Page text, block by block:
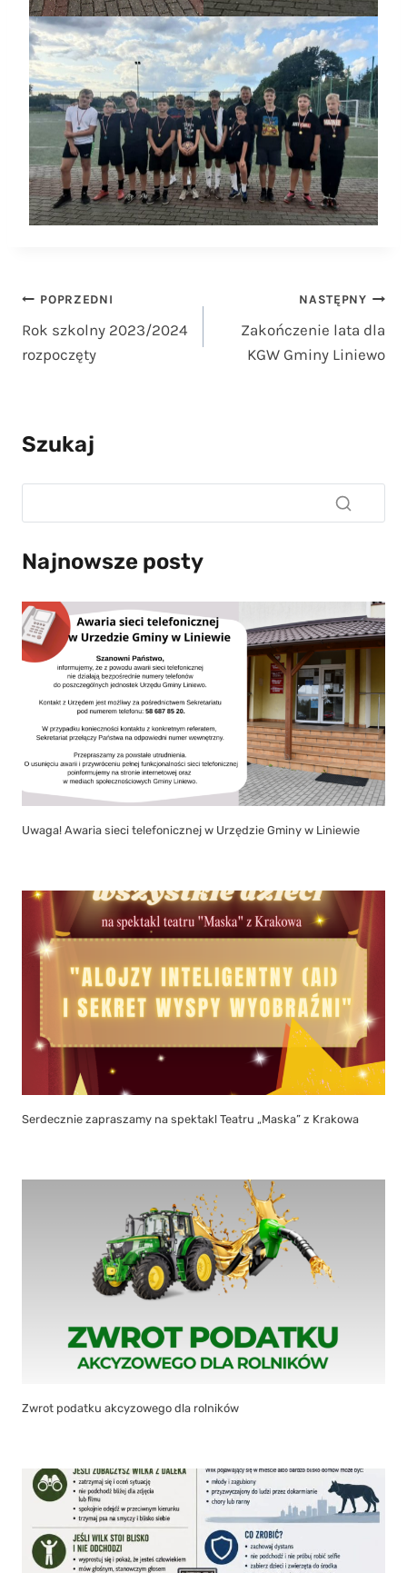
Nawigacja
wpisu
POPRZEDNI
Rok szkolny 2023/2024
rozpoczęty
NASTĘPNY
Zakończenie lata dla
KGW Gminy Liniewo
Szukaj
Najnowsze posty
Uwaga! Awaria sieci telefonicznej w Urzędzie Gminy w Liniewie
Serdecznie zapraszamy na spektakl Teatru „Maska” z Krakowa
Zwrot podatku akcyzowego dla rolników